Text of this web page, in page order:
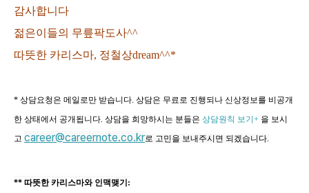
감사합니다
젊은이들의 무릎팍도사^^
따뜻한 카리스마, 정철상dream^^*
* 상담요청은 메일로만 받습니다. 상담은 무료로 진행되나 신상정보를 비공개
한 상태에서 공개됩니다. 상담을 희망하시는 분들은 상담원칙 보기+ 을 보시
고 career@careernote.co.kr로 고민을 보내주시면 되겠습니다.
** 따뜻한 카리스마와 인맥맺기: